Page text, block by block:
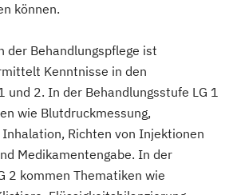
können.
der Behandlungspflege ist
Kenntnisse in den
und 2. In der Behandlungsstufe LG 1
wie Blutdruckmessung,
Richten von Injektionen
Medikamentengabe. In der
2 kommen Thematiken wie